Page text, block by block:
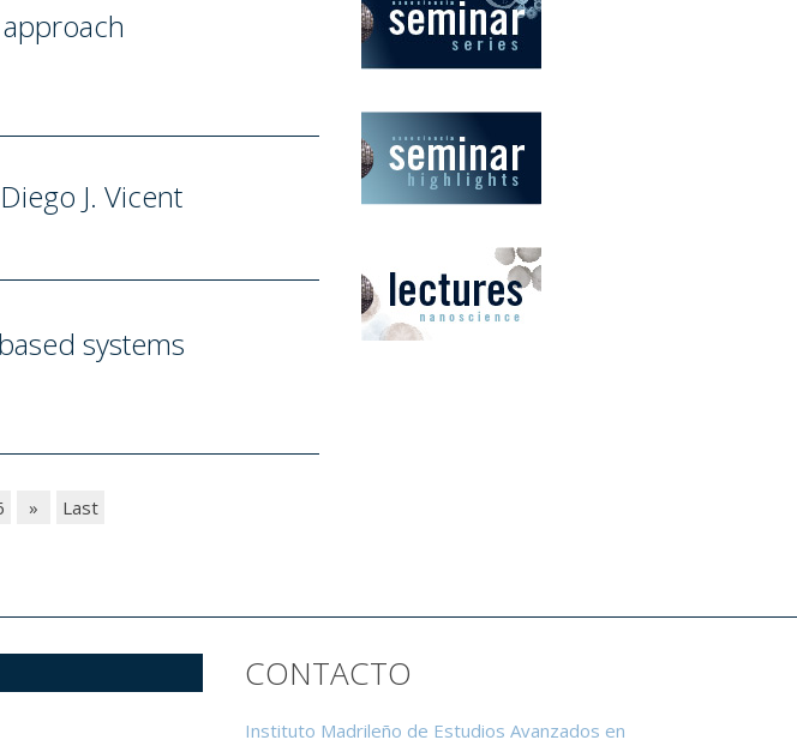
J. Vicent
systems
» Last
CONTACTO
Instituto Madrileño de Estudios Avanzados en